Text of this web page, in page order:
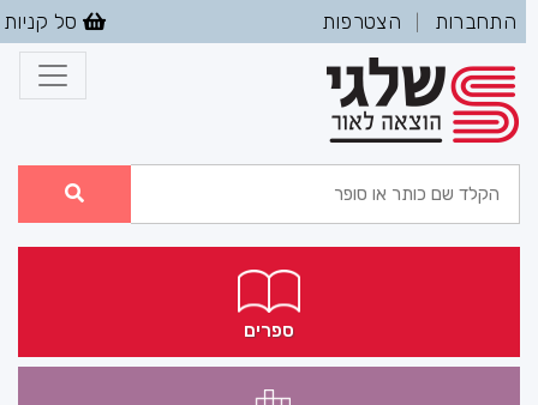
התחברות הצטרפות סל קניות
ספרים